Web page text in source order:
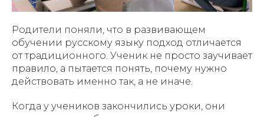
Родители поняли, что в развивающем
обучении русскому языку подход отличается
от традиционного. Ученик не просто заучивает
правило, а пытается понять, почему нужно
действовать именно так, а не иначе.
Когда у учеников закончились уроки, они